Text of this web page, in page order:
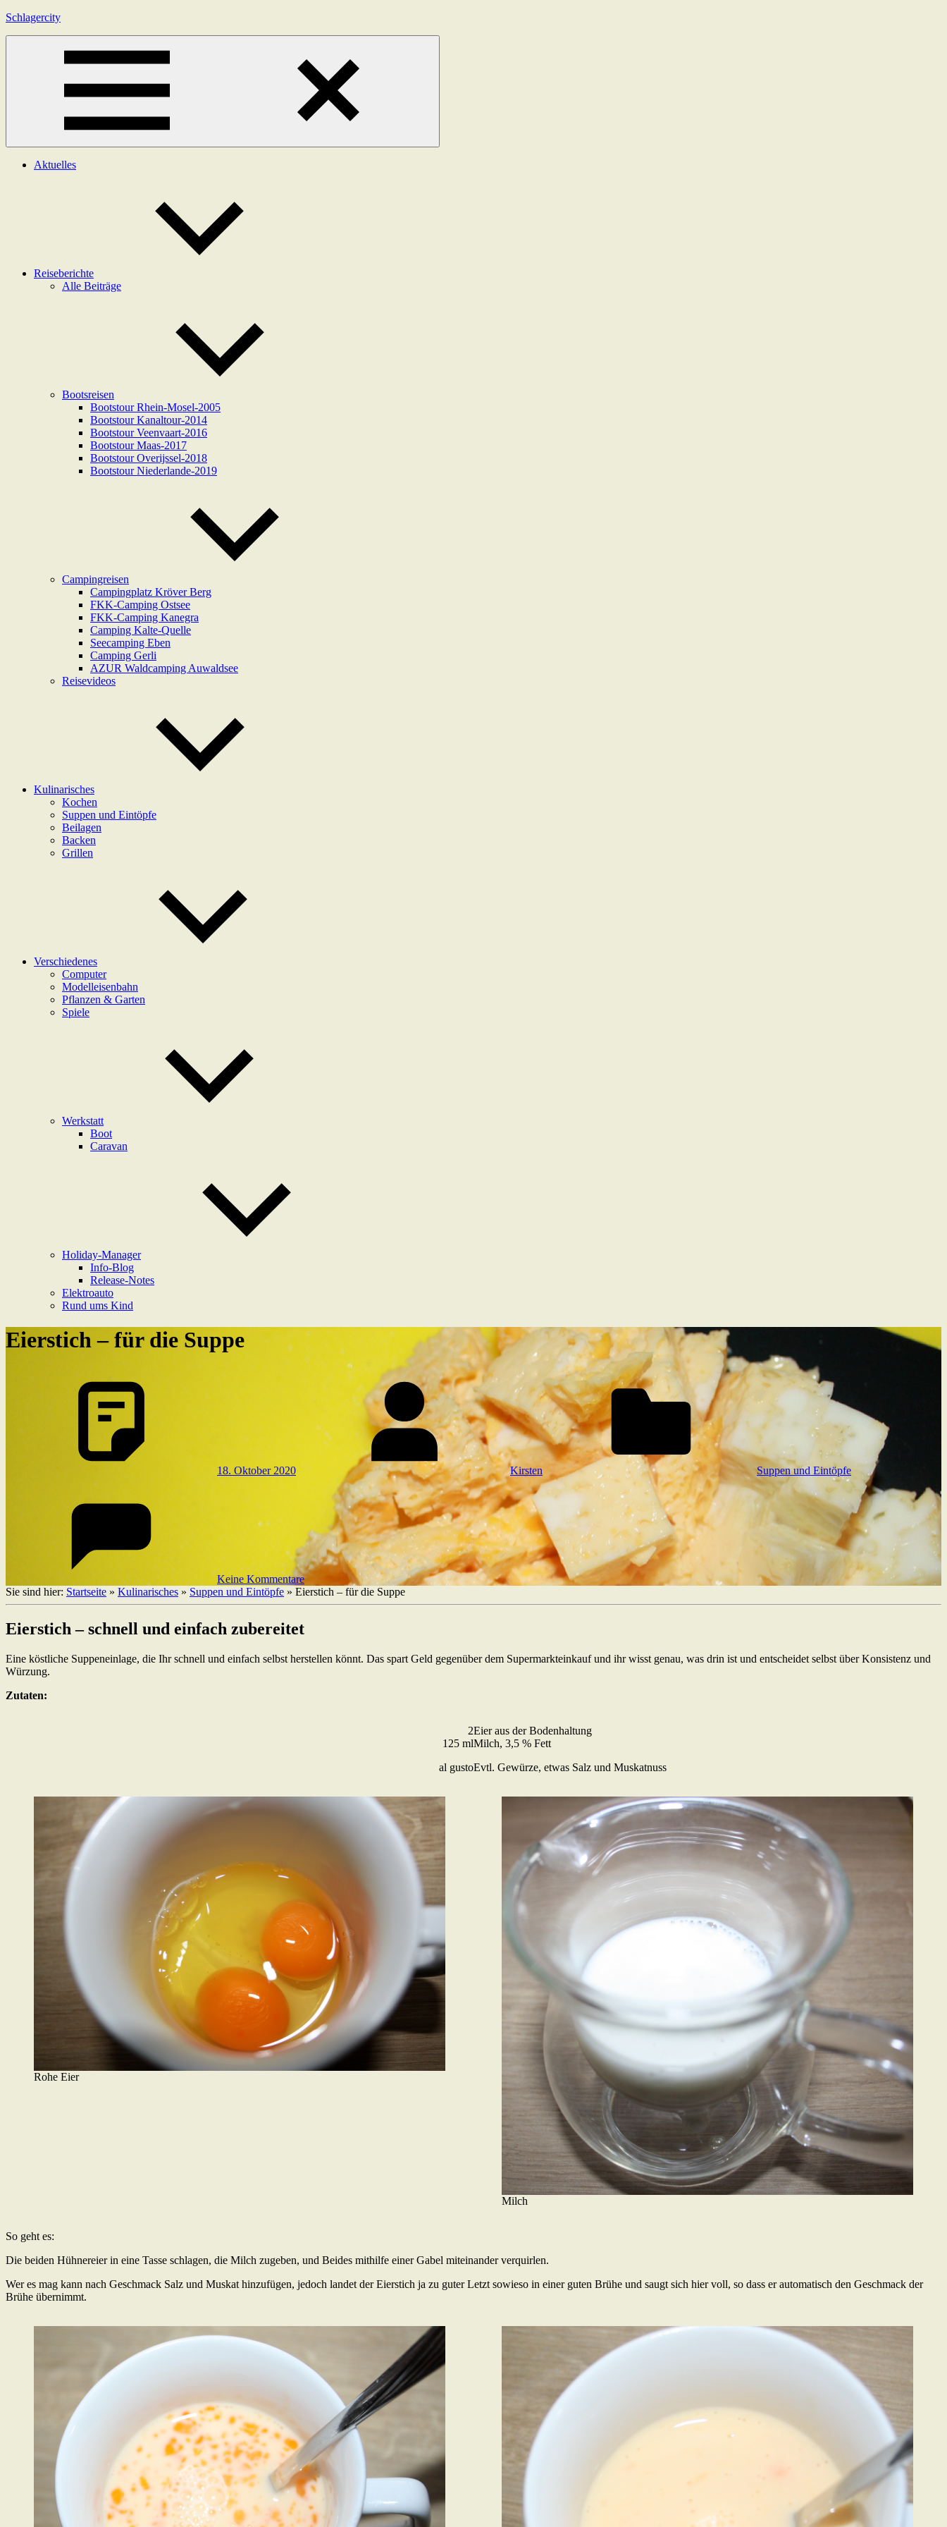
Zum
Schlagercity
Menü
Aktuelles
Reiseberichte
Alle Beiträge
Bootsreisen
Bootstour Rhein-Mosel-2005
Bootstour Kanaltour-2014
Bootstour Veenvaart-2016
Bootstour Maas-2017
Bootstour Overijssel-2018
Bootstour Niederlande-2019
Campingreisen
Campingplatz Kröver Berg
FKK-Camping Ostsee
FKK-Camping Kanegra
Camping Kalte-Quelle
Seecamping Eben
Camping Gerli
AZUR Waldcamping Auwaldsee
Reisevideos
Kulinarisches
Kochen
Suppen und Eintöpfe
Beilagen
Backen
Grillen
Verschiedenes
Computer
Modelleisenbahn
Pflanzen & Garten
Spiele
Werkstatt
Boot
Caravan
Holiday-Manager
Info-Blog
Release-Notes
Elektroauto
Rund ums Kind
Eierstich – für die Suppe
18. Oktober 2020 Kirsten Suppen und Eintöpfe
Keine Kommentare
Sie sind hier: Startseite » Kulinarisches » Suppen und Eintöpfe » Eierstich – für die Suppe
Eierstich – schnell und einfach zubereitet
Eine köstliche Suppeneinlage, die Ihr schnell und einfach selbst herstellen könnt. Das spart Geld gegenüber dem Supermarkteinkauf und ihr wisst genau, was drin ist und entscheidet selbst über Konsistenz und
Würzung.
Zutaten:
2
125 ml
al gusto
Eier aus der Bodenhaltung
Milch, 3,5 % Fett
Evtl. Gewürze, etwas Salz und Muskatnuss
Rohe Eier
Milch
So geht es:
Die beiden Hühnereier in eine Tasse schlagen, die Milch zugeben, und Beides mithilfe einer Gabel miteinander verquirlen.
Wer es mag kann nach Geschmack Salz und Muskat hinzufügen, jedoch landet der Eierstich ja zu guter Letzt sowieso in einer guten Brühe und saugt sich hier voll, so dass er automatisch den Geschmack der
Brühe übernimmt.